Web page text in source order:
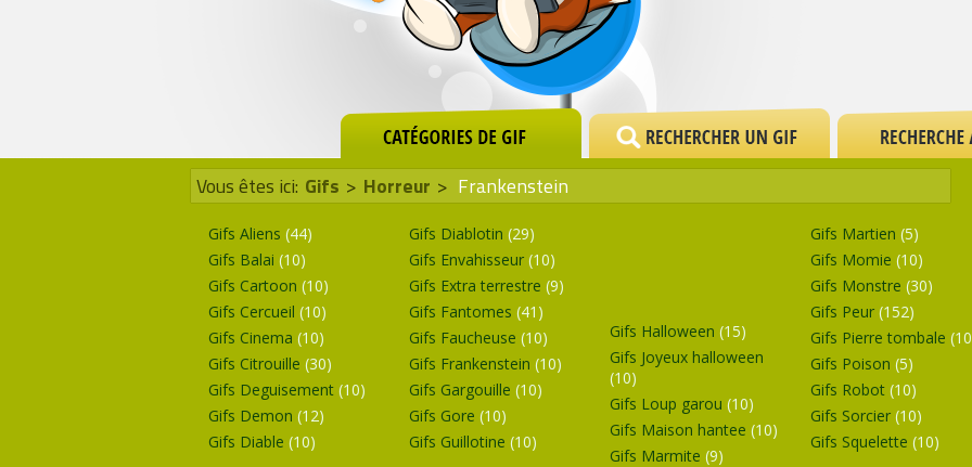
Vous êtes ici: Gifs > Horreur > Frankenstein
Gifs Aliens (44)
Gifs Balai (10)
Gifs Cartoon (10)
Gifs Cercueil (10)
Gifs Cinema (10)
Gifs Citrouille (30)
Gifs Deguisement (10)
Gifs Demon (12)
Gifs Diable (10)
Gifs Diablotin (29)
Gifs Envahisseur (10)
Gifs Extra terrestre (9)
Gifs Fantomes (41)
Gifs Faucheuse (10)
Gifs Frankenstein (10)
Gifs Gargouille (10)
Gifs Gore (10)
Gifs Guillotine (10)
Gifs Halloween (15)
Gifs Joyeux halloween
(10)
Gifs Loup garou (10)
Gifs Maison hantee (10)
Gifs Marmite (9)
Gifs Martien (5)
Gifs Momie (10)
Gifs Monstre (30)
Gifs Peur (152)
Gifs Pierre tombale
Gifs Poison (5)
Gifs Robot (10)
Gifs Sorcier (10)
Gifs Squelette (10)